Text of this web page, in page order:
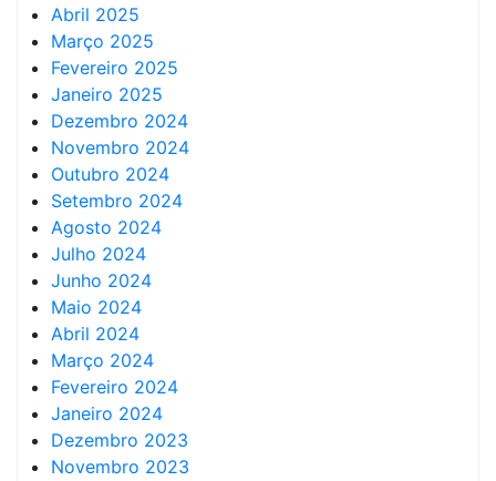
Abril 2025
Março 2025
Fevereiro 2025
Janeiro 2025
Dezembro 2024
Novembro 2024
Outubro 2024
Setembro 2024
Agosto 2024
Julho 2024
Junho 2024
Maio 2024
Abril 2024
Março 2024
Fevereiro 2024
Janeiro 2024
Dezembro 2023
Novembro 2023